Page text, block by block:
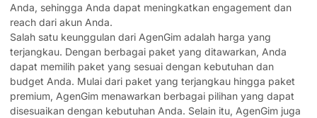
Anda, sehingga Anda dapat meningkatkan engagement dan
reach dari akun Anda.
Salah satu keunggulan dari AgenGim adalah harga yang
terjangkau. Dengan berbagai paket yang ditawarkan, Anda
dapat memilih paket yang sesuai dengan kebutuhan dan
budget Anda. Mulai dari paket yang terjangkau hingga paket
premium, AgenGim menawarkan berbagai pilihan yang dapat
disesuaikan dengan kebutuhan Anda. Selain itu, AgenGim juga